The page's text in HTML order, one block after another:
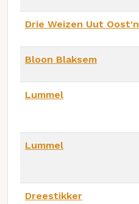
Drie Weizen Uut Oost'n
Bloon Blaksem
Lummel
Lummel
Dreestikker